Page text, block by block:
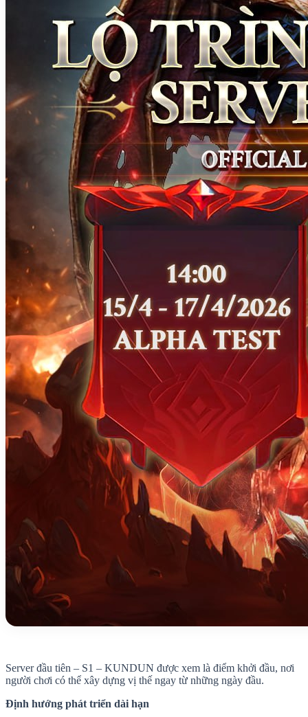
Server đầu tiên – S1 – KUNDUN được xem là điểm khởi đầu, nơi
người chơi có thể xây dựng vị thế ngay từ những ngày đầu.
Định hướng phát triển dài hạn